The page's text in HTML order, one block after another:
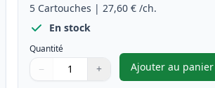
5 Cartouches | 27,60 € /ch.
En stock
Quantité
Quantité
Utilisez les boutons pour ajuster
− +
Quantité
Ajouter au panier
,Pack